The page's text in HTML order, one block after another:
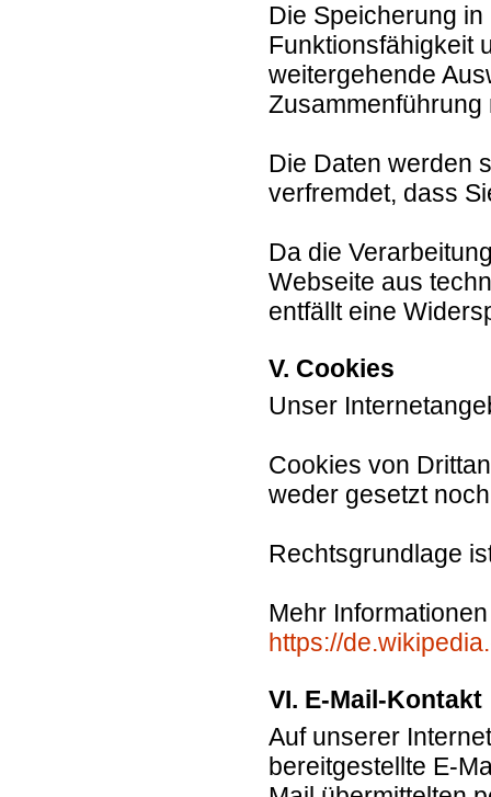
Die Speicherung
Funktionsfähigkeit
weitergehende
Zusammenführung
Die Daten werden
verfremdet, dass
Da die
Webseite aus
entfällt eine
V. Cookies
Unser
Cookies von
weder gesetzt
Rechtsgrundlage
Mehr
https://
VI. E-Mail-Kontakt
Auf unserer
bereitgestellte E-